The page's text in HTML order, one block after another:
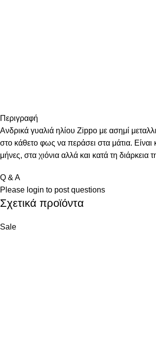
Περιγραφή
Ανδρικά γυαλιά ηλίου Zippo με ασημί
στο κάθετο φως να περάσει στα μάτια.
μήνες, στα χιόνια αλλά και κατά τη διάρκεια
Q & A
Please login to post questions
Σχετικά προϊόντα
Sale